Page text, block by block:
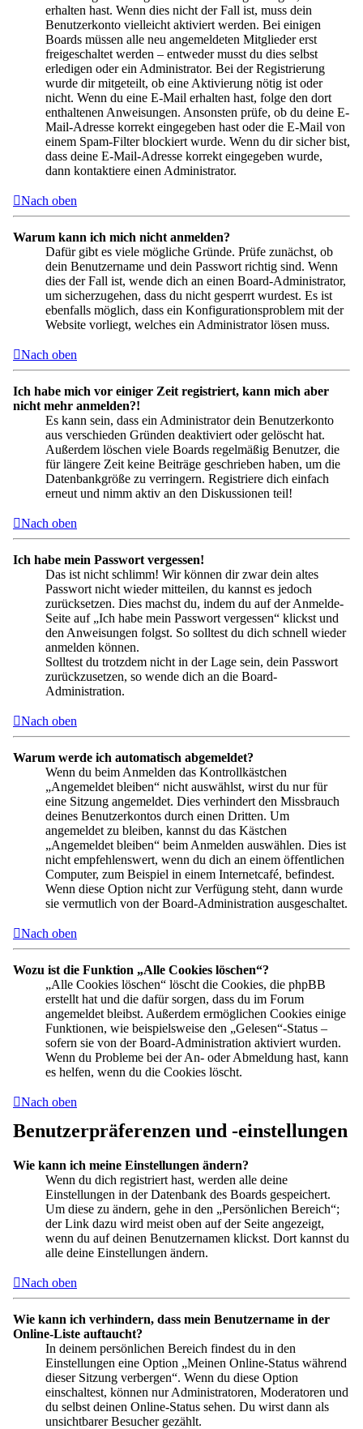
erhalten hast. Wenn dies nicht der Fall ist, muss dein
Benutzerkonto vielleicht aktiviert werden. Bei einigen
Boards müssen alle neu angemeldeten Mitglieder erst
freigeschaltet werden – entweder musst du dies selbst
erledigen oder ein Administrator. Bei der Registrierung
wurde dir mitgeteilt, ob eine Aktivierung nötig ist oder
nicht. Wenn du eine E-Mail erhalten hast, folge den dort
enthaltenen Anweisungen. Ansonsten prüfe, ob du deine E-
Mail-Adresse korrekt eingegeben hast oder die E-Mail von
einem Spam-Filter blockiert wurde. Wenn du dir sicher bist,
dass deine E-Mail-Adresse korrekt eingegeben wurde,
dann kontaktiere einen Administrator.
Nach oben
Warum kann ich mich nicht anmelden?
Dafür gibt es viele mögliche Gründe. Prüfe zunächst, ob
dein Benutzername und dein Passwort richtig sind. Wenn
dies der Fall ist, wende dich an einen Board-Administrator,
um sicherzugehen, dass du nicht gesperrt wurdest. Es ist
ebenfalls möglich, dass ein Konfigurationsproblem mit der
Website vorliegt, welches ein Administrator lösen muss.
Nach oben
Ich habe mich vor einiger Zeit registriert, kann mich aber
nicht mehr anmelden?!
Es kann sein, dass ein Administrator dein Benutzerkonto
aus verschieden Gründen deaktiviert oder gelöscht hat.
Außerdem löschen viele Boards regelmäßig Benutzer, die
für längere Zeit keine Beiträge geschrieben haben, um die
Datenbankgröße zu verringern. Registriere dich einfach
erneut und nimm aktiv an den Diskussionen teil!
Nach oben
Ich habe mein Passwort vergessen!
Das ist nicht schlimm! Wir können dir zwar dein altes
Passwort nicht wieder mitteilen, du kannst es jedoch
zurücksetzen. Dies machst du, indem du auf der Anmelde-
Seite auf „Ich habe mein Passwort vergessen“ klickst und
den Anweisungen folgst. So solltest du dich schnell wieder
anmelden können.
Solltest du trotzdem nicht in der Lage sein, dein Passwort
zurückzusetzen, so wende dich an die Board-
Administration.
Nach oben
Warum werde ich automatisch abgemeldet?
Wenn du beim Anmelden das Kontrollkästchen
„Angemeldet bleiben“ nicht auswählst, wirst du nur für
eine Sitzung angemeldet. Dies verhindert den Missbrauch
deines Benutzerkontos durch einen Dritten. Um
angemeldet zu bleiben, kannst du das Kästchen
„Angemeldet bleiben“ beim Anmelden auswählen. Dies ist
nicht empfehlenswert, wenn du dich an einem öffentlichen
Computer, zum Beispiel in einem Internetcafé, befindest.
Wenn diese Option nicht zur Verfügung steht, dann wurde
sie vermutlich von der Board-Administration ausgeschaltet.
Nach oben
Wozu ist die Funktion „Alle Cookies löschen“?
„Alle Cookies löschen“ löscht die Cookies, die phpBB
erstellt hat und die dafür sorgen, dass du im Forum
angemeldet bleibst. Außerdem ermöglichen Cookies einige
Funktionen, wie beispielsweise den „Gelesen“-Status –
sofern sie von der Board-Administration aktiviert wurden.
Wenn du Probleme bei der An- oder Abmeldung hast, kann
es helfen, wenn du die Cookies löscht.
Nach oben
Benutzerpräferenzen und -einstellungen
Wie kann ich meine Einstellungen ändern?
Wenn du dich registriert hast, werden alle deine
Einstellungen in der Datenbank des Boards gespeichert.
Um diese zu ändern, gehe in den „Persönlichen Bereich“;
der Link dazu wird meist oben auf der Seite angezeigt,
wenn du auf deinen Benutzernamen klickst. Dort kannst du
alle deine Einstellungen ändern.
Nach oben
Wie kann ich verhindern, dass mein Benutzername in der
Online-Liste auftaucht?
In deinem persönlichen Bereich findest du in den
Einstellungen eine Option „Meinen Online-Status während
dieser Sitzung verbergen“. Wenn du diese Option
einschaltest, können nur Administratoren, Moderatoren und
du selbst deinen Online-Status sehen. Du wirst dann als
unsichtbarer Besucher gezählt.